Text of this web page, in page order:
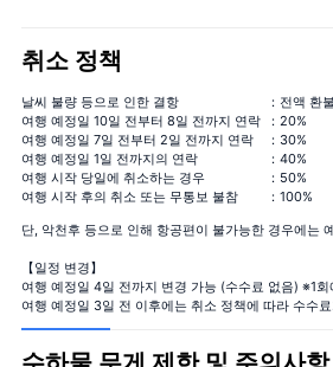
취소 정책
날씨 불량 등으로 인한 결항
：전액 환
여행 예정일 10일 전부터 8일 전까지 연락
：20%
여행 예정일 7일 전부터 2일 전까지 연락
：30%
여행 예정일 1일 전까지의 연락
：40%
여행 시작 당일에 취소하는 경우
：50%
여행 시작 후의 취소 또는 무통보 불참
：100%
단, 악천후 등으로 인해 항공편이 불가능한 경우에는
【일정 변경】
여행 예정일 4일 전까지 변경 가능 (수수료 없음) ※1회
여행 예정일 3일 전 이후에는 취소 정책에 따라 수수